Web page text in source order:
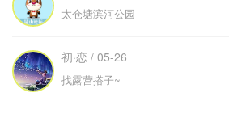
太仓塘滨河公园
初·恋 / 05-26
找露营搭子~